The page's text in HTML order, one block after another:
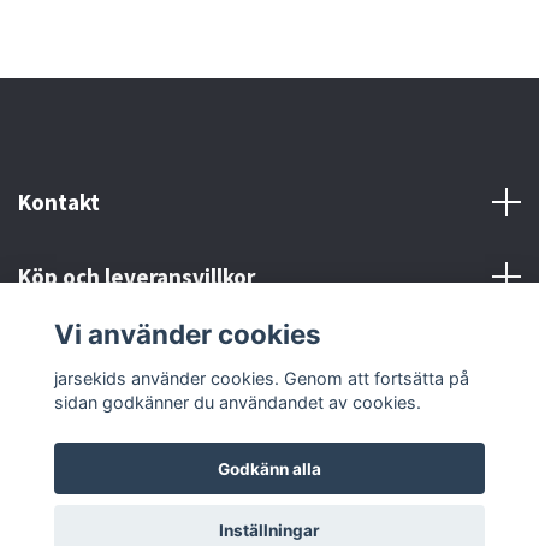
Kontakt
Köp och leveransvillkor
Sociala medier
© 2026 jarsekidsPowered by Quickbutik
Vi använder cookies
jarsekids använder cookies. Genom att fortsätta på
sidan godkänner du användandet av cookies.
Godkänn alla
Inställningar